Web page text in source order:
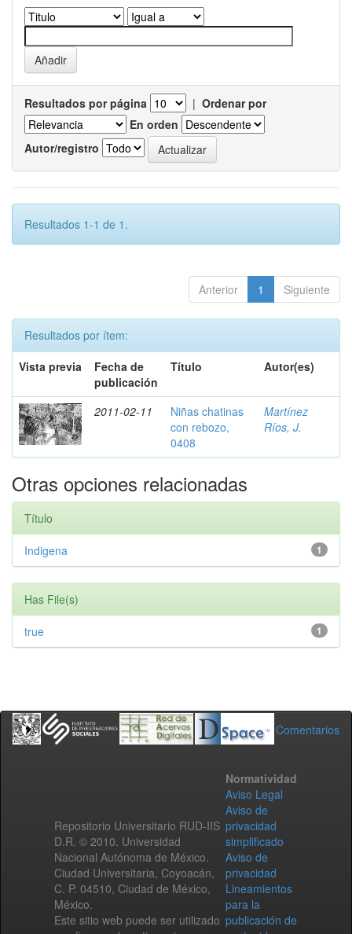
Resultados por página | Ordenar por
En orden
Autor/registro
Resultados 1-1 de 1.
Anterior 1 Siguiente
Resultados por ítem:
Vista previa
Fecha de
publicación
Título Autor(es)
2011-02-11
Niñas chatinas
con rebozo,
0408
Martínez
Ríos, J.
Otras opciones relacionadas
Título
1
Indigena
Has File(s)
1
true
Comentarios
Repositorio Universitario RUD-IIS
D.R. © 2010. Universidad
Nacional Autónoma de México.
Ciudad Universitaria, Coyoacán,
C. P. 04510, Ciudad de México,
México.
Este sitio web puede ser utilizado
Normatividad
Aviso Legal
Aviso de
privacidad
simplificado
Aviso de
privacidad
Lineamientos
para la
publicación de